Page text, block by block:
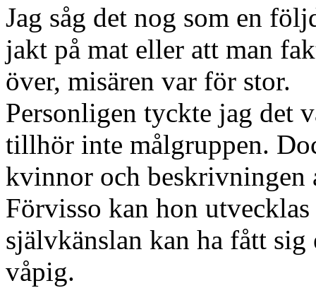
Jag såg det nog som en
jakt på mat eller att man
över, misären var för stor.
Personligen tyckte jag det
tillhör inte målgruppen.
kvinnor och beskrivningen
Förvisso kan hon
självkänslan kan ha fått
våpig.